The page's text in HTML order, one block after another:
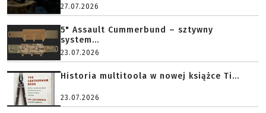
27.07.2026
5" Assault Cummerbund – sztywny
system...
23.07.2026
Historia multitoola w nowej książce Ti...
23.07.2026